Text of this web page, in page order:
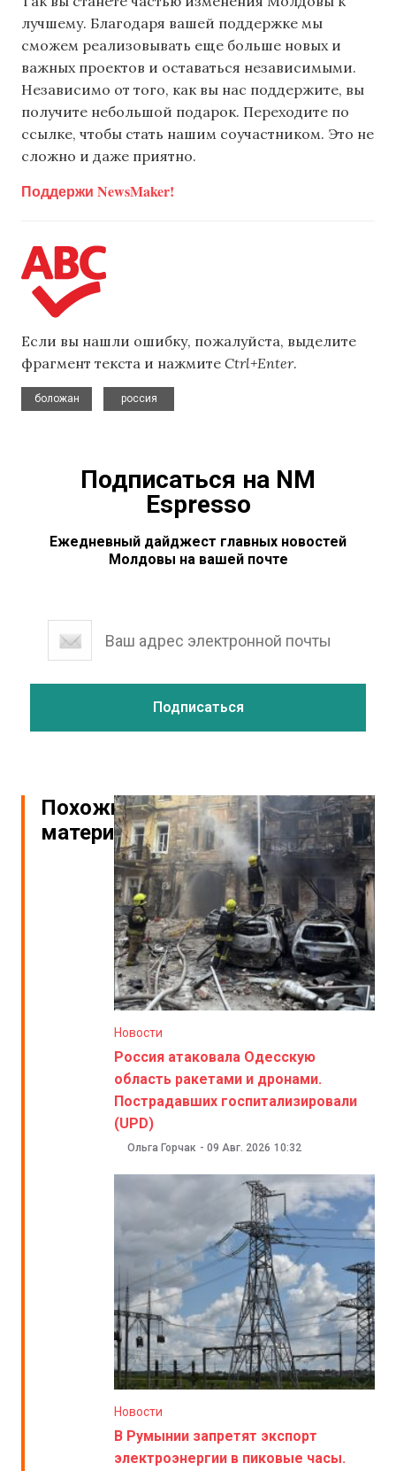
лучшему. Благодаря вашей поддержке мы
сможем реализовывать еще больше новых и
важных проектов и оставаться независимыми.
Независимо от того, как вы нас поддержите, вы
получите небольшой подарок. Переходите по
ссылке, чтобы стать нашим соучастником. Это не
сложно и даже приятно.
Поддержи NewsMaker!
Если вы нашли ошибку, пожалуйста, выделите
фрагмент текста и нажмите Ctrl+Enter.
боложан
россия
Подписаться на NM
Espresso
Ежедневный дайджест главных новостей
Молдовы на вашей почте
Похожие
материалы
Новости
Россия атаковала Одесскую
область ракетами и дронами.
Пострадавших госпитализировали
(UPD)
Ольга Горчак - 09 Авг. 2026 10:32
Новости
В Румынии запретят экспорт
электроэнергии в пиковые часы.